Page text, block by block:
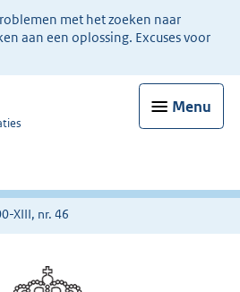
met het zoeken naar
aan een oplossing. Excuses voor
Menu
XIII, nr. 46